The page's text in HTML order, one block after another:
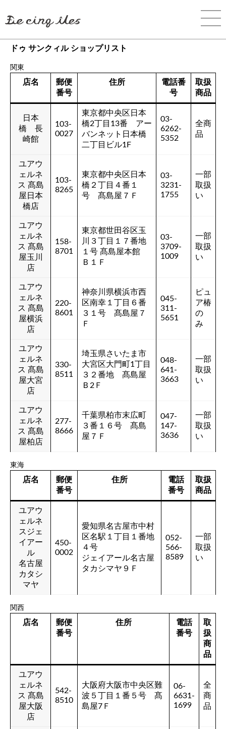
ドゥ サンクィル ショップリスト
関東
店名
郵便
番号
住所
電話番
号
取扱
商品
日本
橋 長
崎館
103-
0027
東京都中央区日本
橋2丁目13番 アー
バンネット日本橋
二丁目ビル1F
03-
6262-
5352
全商
品
ユアウ
ェルネ
ス 髙島
屋日本
橋店
103-
8265
東京都中央区日本
橋２丁目４番１
号 髙島屋７Ｆ
03-
3231-
1755
一部
取扱
い
ユアウ
ェルネ
ス 髙島
屋玉川
店
158-
8701
東京都世田谷区玉
川３丁目１７番地
１号 髙島屋本館
Ｂ１Ｆ
03-
3709-
1009
一部
取扱
い
ユアウ
ェルネ
ス 髙島
屋横浜
店
220-
8601
神奈川県横浜市西
区南幸１丁目６番
３１号 髙島屋７
Ｆ
045-
311-
5651
ピュ
ア椿
の
み
ユアウ
ェルネ
ス 髙島
屋大宮
店
330-
8511
埼玉県さいたま市
大宮区大門町1丁目
３２番地 髙島屋
Ｂ2Ｆ
048-
641-
3663
一部
取扱
い
ユアウ
ェルネ
ス 髙島
屋柏店
277-
8666
千葉県柏市末広町
３番１６号 髙島
屋７Ｆ
047-
147-
3636
一部
取扱
い
東海
店名
郵便
番号
住所
電話
番号
取扱
商品
ユアウ
ェルネ
スジェ
イアー
ル
名古屋
カタシ
マヤ
450-
0002
愛知県名古屋市中村
区名駅１丁目１番地
４号
ジェイアール名古屋
タカシマヤ９Ｆ
052-
566-
8589
一部
取扱
い
関西
店名
郵便
番号
住所
電話
番号
取
扱
商
品
ユアウ
ェルネ
ス 髙島
屋大阪
店
542-
8510
大阪府大阪市中央区難
波５丁目１番５号 髙
島屋7Ｆ
06-
6631-
1699
全
商
品